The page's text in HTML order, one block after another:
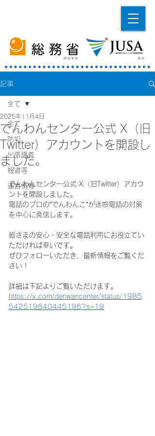
記事
全て
防犯
出張講義
報道等
運営情報
全て
でんわんセンター公式 X（旧
Twitter）アカウントを開設し
ました。
2025年11月4日
でんわんセンター公式 X（旧Twitter）アカウ
ントを開設しました。
電話のプロの”でんわんこ”が迷惑電話の対策
を中心に発信します。
皆さまの安心・安全な電話利用にお役立てい
ただければ幸いです。
ぜひフォローいただき、最新情報をご覧くだ
さい！
詳細は下記よりご覧いただけます。
https://x.com/denwancenter/status/1985
542519640445196?s=19